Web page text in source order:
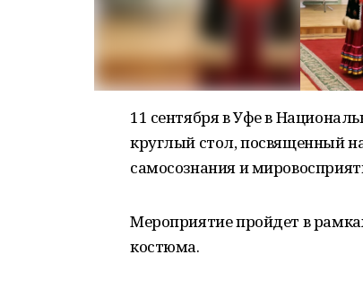
11 сентября в Уфе в
круглый стол, посвященный
самосознания и
Мероприятие пройдет в
костюма.